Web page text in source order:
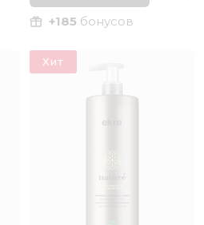
+185 бонусов
Хит